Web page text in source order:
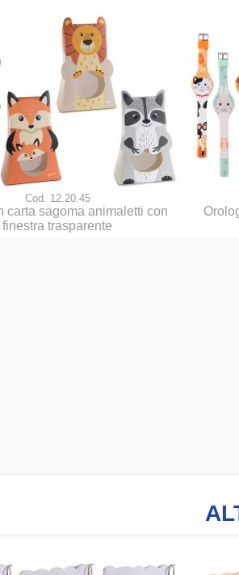
Cod. 12.20.45
carta sagoma animaletti con
finestra trasparente